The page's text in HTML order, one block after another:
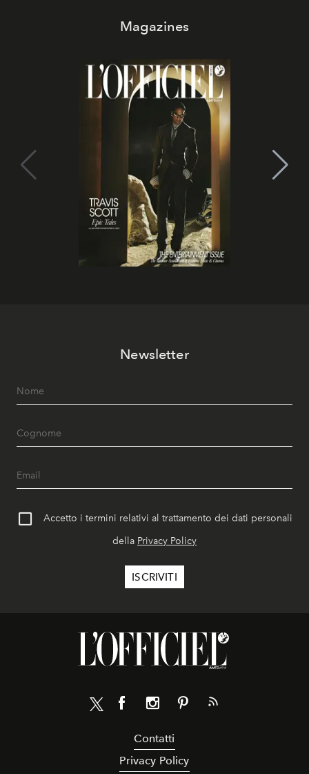
Magazines
Newsletter
Accetto i termini relativi al trattamento dei dati personali
della Privacy Policy
Contatti
Privacy Policy